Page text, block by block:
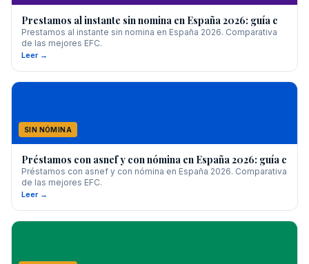
Prestamos al instante sin nomina en España 2026: guía c
Prestamos al instante sin nomina en España 2026. Comparativa
de las mejores EFC.
Leer →
SIN NÓMINA
Préstamos con asnef y con nómina en España 2026: guía c
Préstamos con asnef y con nómina en España 2026. Comparativa
de las mejores EFC.
Leer →